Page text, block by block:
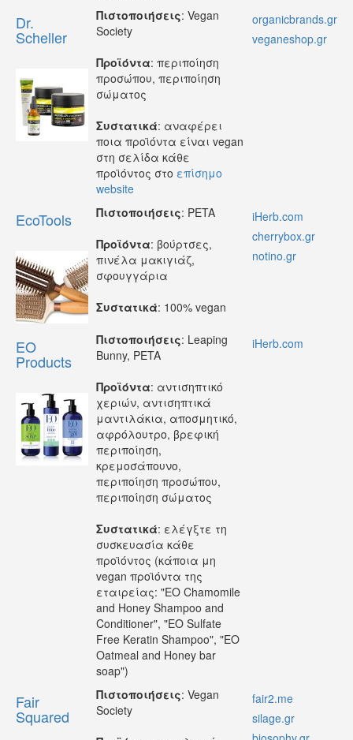
Dr.
Scheller
Πιστοποιήσεις: Vegan
Society
Προϊόντα: περιποίηση
προσώπου, περιποίηση
σώματος
Συστατικά: αναφέρει
ποια προϊόντα είναι vegan
στη σελίδα κάθε
προϊόντος στο επίσημο
website
organicbrands.gr
veganeshop.gr
EcoTools Πιστοποιήσεις: PETA
Προϊόντα: βούρτσες,
πινέλα μακιγιάζ,
σφουγγάρια
Συστατικά: 100% vegan
iHerb.com
cherrybox.gr
notino.gr
EO
Products
Πιστοποιήσεις: Leaping
Bunny, PETA
Προϊόντα: αντισηπτικό
χεριών, αντισηπτικά
μαντιλάκια, αποσμητικό,
αφρόλουτρο, βρεφική
περιποίηση,
κρεμοσάπουνο,
περιποίηση προσώπου,
περιποίηση σώματος
Συστατικά: ελέγξτε τη
συσκευασία κάθε
προϊόντος (κάποια μη
vegan προϊόντα της
εταιρείας: "EO Chamomile
and Honey Shampoo and
Conditioner", "EO Sulfate
Free Keratin Shampoo", "EO
Oatmeal and Honey bar
soap")
iHerb.com
Fair
Squared
Πιστοποιήσεις: Vegan
Society
fair2.me
silage.gr